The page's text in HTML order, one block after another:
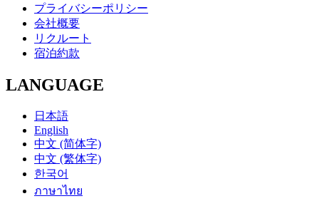
プライバシーポリシー
会社概要
リクルート
宿泊約款
LANGUAGE
日本語
English
中文 (简体字)
中文 (繁体字)
한국어
ภาษาไทย